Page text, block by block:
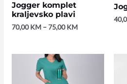
Jogger komplet
kraljevsko plavi
70,00KM–75,00KM